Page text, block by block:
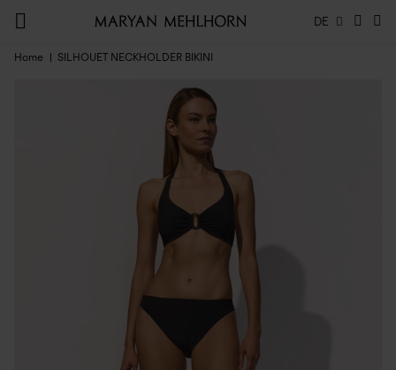
DE
Home SILHOUET NECKHOLDER BIKINI